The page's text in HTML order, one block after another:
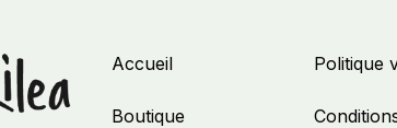
Politique
Accueil
Boutique